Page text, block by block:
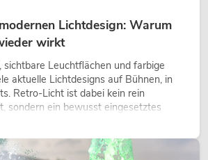
Lichtdesign: Warum
wirkt
Leuchtflächen und farbige
aktuelle Lichtdesigns auf Bühnen, in
Retro-Licht ist dabei kein rein
sondern ein bewusst eingesetztes
schafft Atmosphäre, gibt Szenen